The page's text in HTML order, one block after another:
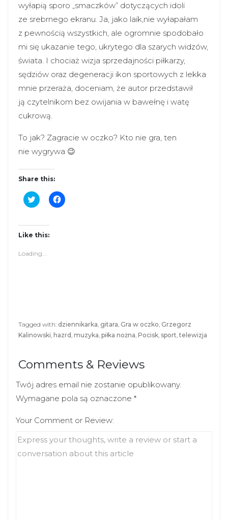
wyłapią sporo „smaczków” dotyczących idoli
ze srebrnego ekranu. Ja, jako laik,nie wyłapałam
z pewnością wszystkich, ale ogromnie spodobało
mi się ukazanie tego, ukrytego dla szarych widzów,
świata. I chociaż wizja sprzedajności piłkarzy,
sędziów oraz degeneracji ikon sportowych z lekka
mnie przeraża, doceniam, że autor przedstawił
ją czytelnikom bez owijania w bawełnę i watę
cukrową.
To jak? Zagracie w oczko? Kto nie gra, ten
nie wygrywa 😉
Share this:
C
l
k
t
o
s
h
t
e
p
e
s
i
n
e
w
i
n
d
o
C
l
e
o
O
p
n
s
i
n
n
e
w
i
n
d
Like this:
Loading...
Tagged with: dziennikarka, gitara, Gra w oczko, Grzegorz
Kalinowski, hazrd, muzyka, piłka nożna, Pocisk, sport,telewizja
Comments & Reviews
Twój adres email nie zostanie opublikowany.
Wymagane pola są oznaczone *
Your Comment or Review: